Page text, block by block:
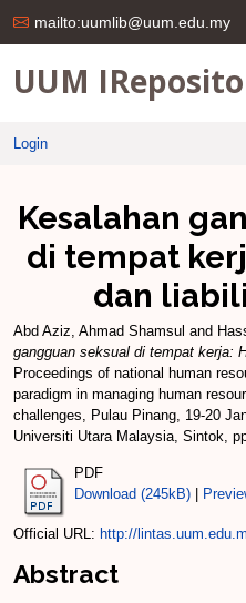
mailto:uumlib@uum.edu.my
UUM
Login
Kesalahan
di tempat
dan
Abd Aziz, Ahmad Shamsul and
gangguan seksual di tempat kerja:
Proceedings of national human
paradigm in managing human
challenges, Pulau Pinang, 19-20
Universiti Utara Malaysia, Sintok,
PDF
Download (245kB)
Official URL: http://
Abstract